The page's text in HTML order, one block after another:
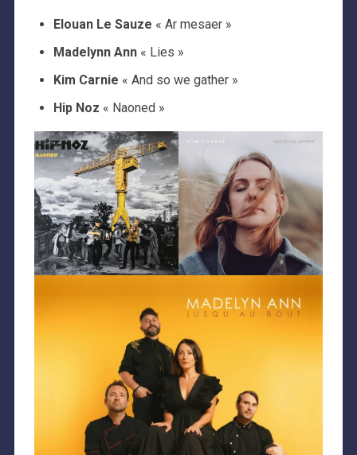
Elouan Le Sauze « Ar mesaer »
Madelynn Ann« Lies »
Kim Carnie « And so we gather »
Hip Noz « Naoned »